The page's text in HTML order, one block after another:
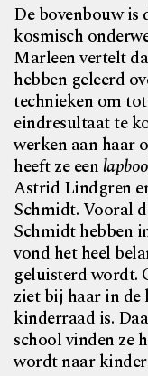
De bovenbouw is
kosmisch
Marleen vertelt
hebben geleerd
technieken om
eindresultaat te
werken aan haar
heeft ze een
Astrid Lindgren
Schmidt. Vooral
Schmidt hebben
vond het heel
geluisterd wordt.
ziet bij haar in de
kinderraad is.
school vinden ze
wordt naar